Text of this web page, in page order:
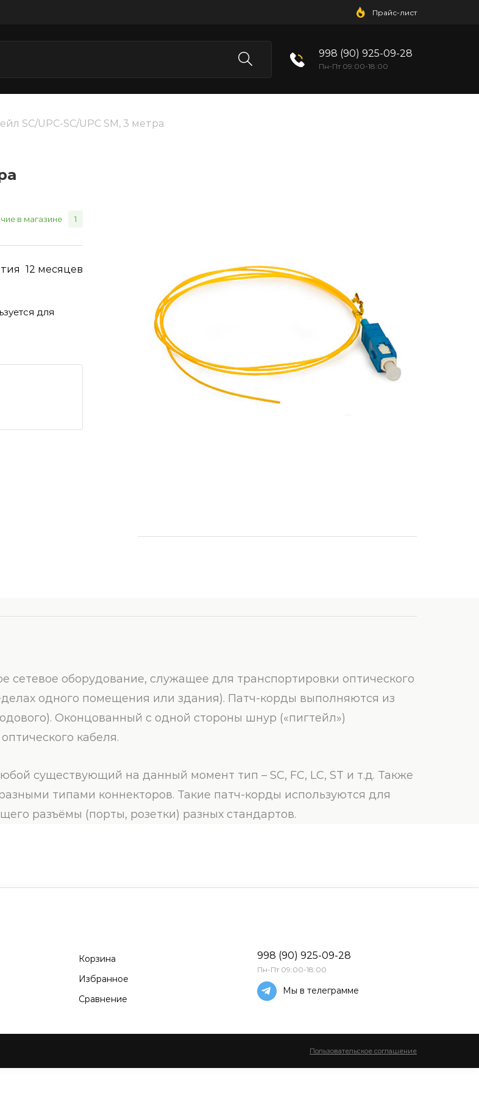
Прайс-лист
998 (90) 925-09-28
Пн-Пт 09:00-18:00
SC/UPC-SC/UPC SM, 3 метра
в магазине 1
12 месяцев
для
оборудование, служащее для транспортировки оптического
одного помещения или здания). Патч-корды выполняются из
Оконцованный с одной стороны шнур («пигтейл»)
кабеля.
существующий на данный момент тип – SC, FC, LC, ST и т.д. Также
типами коннекторов. Такие патч-корды используются для
разъёмы (порты, розетки) разных стандартов.
Корзина
Избранное
Сравнение
998 (90) 925-09-28
Пн-Пт 09:00-18:00
Мы в телеграмме
Пользовательское соглашение